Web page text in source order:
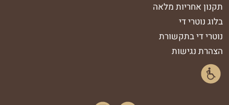
תקנון אחריות מלאה
בלוג נוטרי די
נוטרי די בתקשורת
הצהרת נגישות